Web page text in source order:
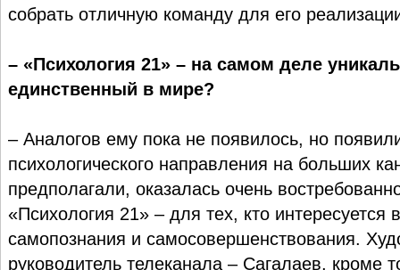
собрать отличную команду для его
– «Психология 21» – на самом деле
единственный в мире?
– Аналогов ему пока не появилось, но
психологического направления на больших
предполагали, оказалась очень
«Психология 21» – для тех, кто интересуется
самопознания и самосовершенствования.
руководитель телеканала – Сагалаев, кроме